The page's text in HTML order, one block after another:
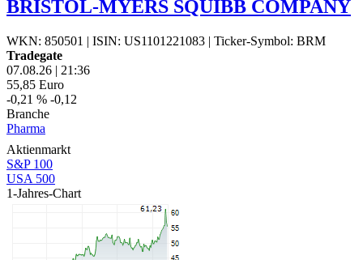
BRISTOL-MYERS SQUIBB COMPANY
WKN: 850501 | ISIN: US1101221083 | Ticker-Symbol: BRM
Tradegate
07.08.26 | 21:36
55,85 Euro
-0,21 % -0,12
Branche
Pharma
Aktienmarkt
S&P 100
USA 500
1-Jahres-Chart